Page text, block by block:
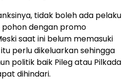
tidak boleh ada pelaku
dengan promo
saat ini belum memasuki
perlu dikeluarkan sehingga
politik baik Pileg atau Pilkada
dihindari.